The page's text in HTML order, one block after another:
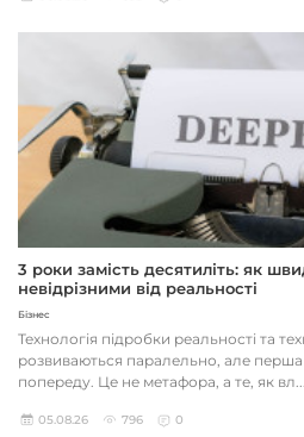
3 роки замість десятиліть: як
невідрізними від реальності
Бізнес
Технологія підробки реальності та
розвиваються паралельно, але
попереду. Це не метафора, а те, як вл...
05.08.26 796 0